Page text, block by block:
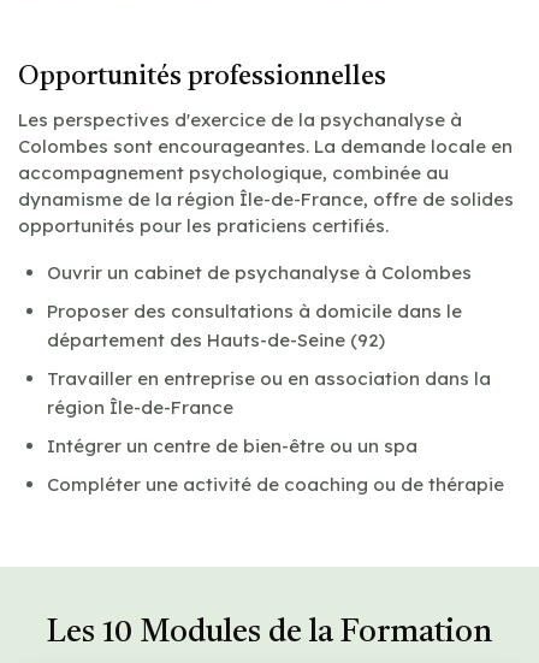
Opportunités professionnelles
Les perspectives d'exercice de la psychanalyse à
Colombes sont encourageantes. La demande locale en
accompagnement psychologique, combinée au
dynamisme de la région Île-de-France, offre de solides
opportunités pour les praticiens certifiés.
Ouvrir un cabinet de psychanalyse à Colombes
Proposer des consultations à domicile dans le
département des Hauts-de-Seine (92)
Travailler en entreprise ou en association dans la
région Île-de-France
Intégrer un centre de bien-être ou un spa
Compléter une activité de coaching ou de thérapie
Les 10 Modules de la Formation